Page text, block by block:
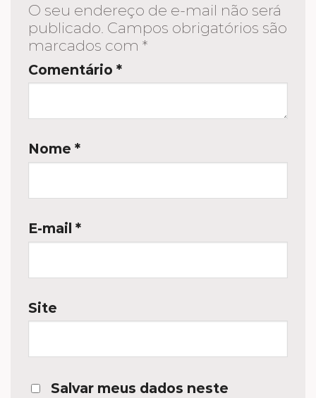
O seu endereço de e-mail não será
publicado. Campos obrigatórios são
marcados com *
Comentário *
Nome *
E-mail *
Site
Salvar meus dados neste